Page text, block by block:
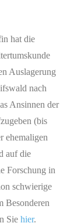
hat die
Auslagerung
nach
Ansinnen der
(bis
ehemaligen
auf die
Forschung in
schwierige
Besonderen
Sie hier.